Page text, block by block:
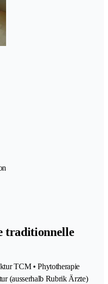
traditionnelle
TCM • Phytotherapie
(ausserhalb Rubrik Ärzte)